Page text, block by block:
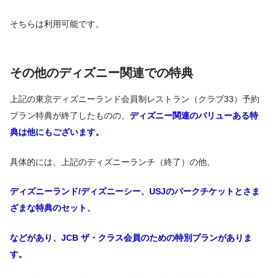
そちらは利用可能です。
その他のディズニー関連での特典
上記の東京ディズニーランド会員制レストラン（クラブ33）予約
プラン特典が終了したものの、 ディズニー関連のバリューある特
典は他にもございます。
具体的には、上記のディズニーランチ（終了）の他、
ディズニーランド/ディズニーシー、USJのパークチケットとさま
ざまな特典のセット、
などがあり、JCB ザ・クラス会員のための特別プランがありま
す。